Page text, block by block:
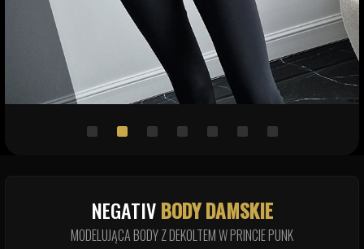
NEGATIVBODY DAMSKIE
MODELUJĄCA BODY Z DEKOLTEM W PRINCIE PUNK